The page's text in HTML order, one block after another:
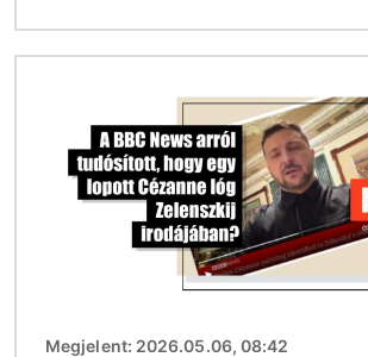
Megjelent: 2026.05.06, 08:42